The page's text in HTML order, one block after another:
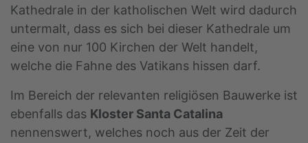
Kathedrale in der katholischen Welt wird dadurch
untermalt, dass es sich bei dieser Kathedrale um
eine von nur 100 Kirchen der Welt handelt,
welche die Fahne des Vatikans hissen darf.
Im Bereich der relevanten religiösen Bauwerke ist
ebenfalls das Kloster Santa Catalina
nennenswert, welches noch aus der Zeit der